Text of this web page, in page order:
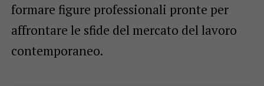
formare figure professionali pronte per
affrontare le sfide del mercato del lavoro
contemporaneo.